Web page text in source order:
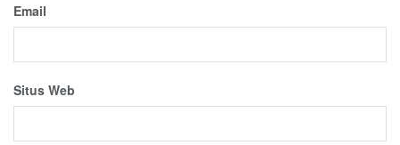
Email
Situs Web